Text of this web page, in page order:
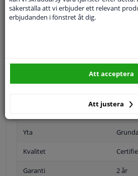
Fyll i ditt registreringsnummereller
Yta
Kvalitet
Garanti 2 år
säkerställa att vi erbjuder ett relevant
erbjudanden i fönstret åt dig.
Att justera
Att acceptera